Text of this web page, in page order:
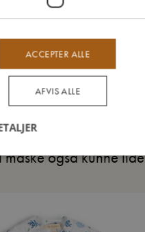
måske også kunne lide
ACCEPTER ALLE
AFVIS ALLE